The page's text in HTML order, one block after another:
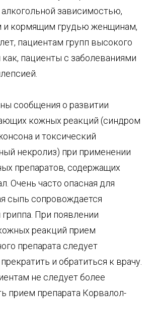
зависимостью,
кормящим грудью женщинам,
пациентам групп высокого
как, пациенты с заболеваниями
сообщения о развитии
кожных реакций (синдром
и токсический
некролиз) при применении
препаратов, содержащих
Очень часто опасная для
сыпь сопровождается
При появлении
реакций прием
препарата следует
и обратиться к врачу.
не следует более
прием препарата Корвалол-